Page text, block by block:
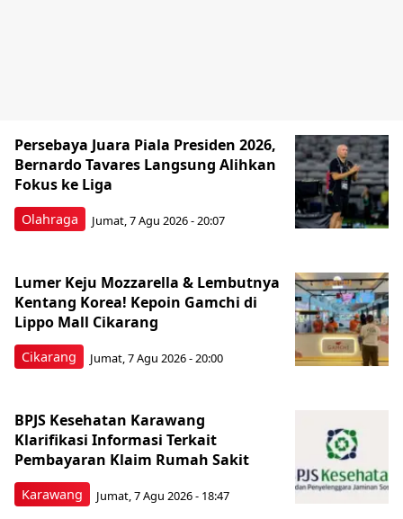
Olahraga
Persebaya Juara Piala Presiden 2026,
Bernardo Tavares Langsung Alihkan
Fokus ke Liga
Jumat, 7 Agu 2026 - 20:07
Cikarang
Lumer Keju Mozzarella & Lembutnya
Kentang Korea! Kepoin Gamchi di
Lippo Mall Cikarang
Jumat, 7 Agu 2026 - 20:00
Karawang
BPJS Kesehatan Karawang
Klarifikasi Informasi Terkait
Pembayaran Klaim Rumah Sakit
Jumat, 7 Agu 2026 - 18:47